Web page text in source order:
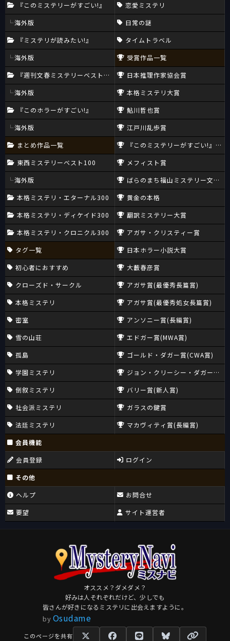
『このミステリーがすごい!』
海外版
『ミステリが読みたい!』
海外版
『週刊文春ミステリーベスト10』
海外版
『このホラーがすごい!』
海外版
まとめ作品一覧
東西ミステリーベスト100
海外版
本格ミステリ・エターナル300
本格ミステリ・ディケイド300
本格ミステリ・クロニクル300
タグ一覧
初心者におすすめ
クローズド・サークル
本格ミステリ
密室
雪の山荘
孤島
学園ミステリ
倒叙ミステリ
社会派ミステリ
法廷ミステリ
恋愛ミステリ
日常の謎
タイムトラベル
受賞作品一覧
日本推理作家協会賞
本格ミステリ大賞
鮎川哲也賞
江戸川乱歩賞
『このミステリーがすごい!』大賞
メフィスト賞
ばらのまち福山ミステリー文学新
黄金の本格
翻訳ミステリー大賞
アガサ・クリスティー賞
日本ホラー小説大賞
大藪春彦賞
アガサ賞(最優秀長篇賞)
アガサ賞(最優秀処女長篇賞)
アンソニー賞(長編賞)
エドガー賞(MWA賞)
ゴールド・ダガー賞(CWA賞)
ジョン・クリーシー・ダガー賞
バリー賞(新人賞)
ガラスの鍵賞
マカヴィティ賞(長編賞)
会員機能
会員登録
ログイン
その他
ヘルプ
要望
お問合せ
サイト運営者
オススメ？ダメダメ？
好みは人それぞれだけど、少しでも
皆さんが好きになるミステリに出会えますように。
by Osudame
このページを共有